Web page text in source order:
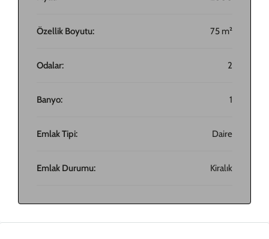
Özellik Boyutu: 75 m²
Odalar: 2
Banyo: 1
Emlak Tipi: Daire
Emlak Durumu: Kiralık